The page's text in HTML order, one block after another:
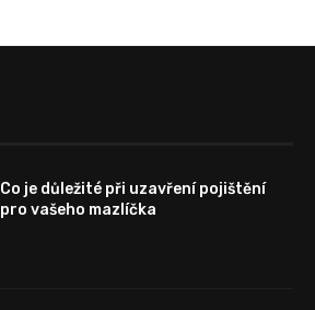
Co je důležité při uzavření pojištění
pro vašeho mazlíčka